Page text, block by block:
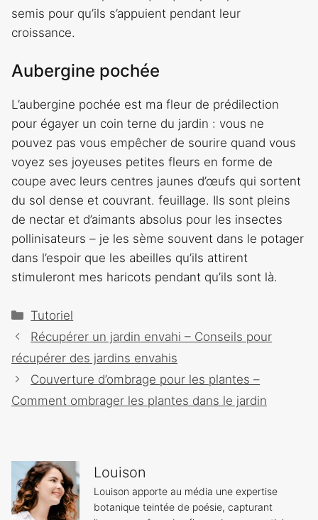
semis pour qu’ils s’appuient pendant leur
croissance.
Aubergine pochée
L’aubergine pochée est ma fleur de prédilection
pour égayer un coin terne du jardin : vous ne
pouvez pas vous empêcher de sourire quand vous
voyez ses joyeuses petites fleurs en forme de
coupe avec leurs centres jaunes d’œufs qui sortent
du sol dense et couvrant. feuillage. Ils sont pleins
de nectar et d’aimants absolus pour les insectes
pollinisateurs – je les sème souvent dans le potager
dans l’espoir que les abeilles qu’ils attirent
stimuleront mes haricots pendant qu’ils sont là.
Catégories
Tutoriel
Navigation
des
articles
Récupérer un jardin envahi – Conseils pour
récupérer des jardins envahis
Couverture d’ombrage pour les plantes –
Comment ombrager les plantes dans le jardin
Louison
Louison apporte au média une expertise
botanique teintée de poésie, capturant